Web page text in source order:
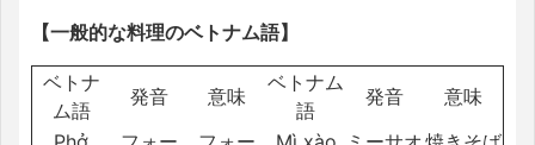
【一般的な料理のベトナム語】
ベトナ
ム語
発音 意味
ベトナム
語
発音
意味